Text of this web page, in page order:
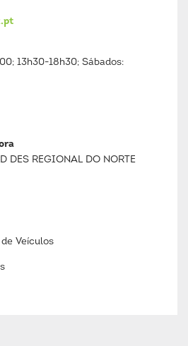
13h30-18h30; Sábados:
DES REGIONAL DO NORTE
Veículos